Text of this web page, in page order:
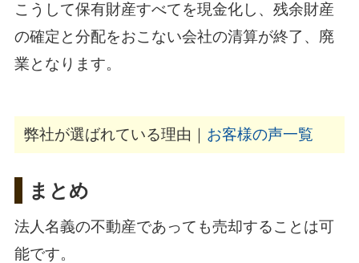
こうして保有財産すべてを現金化し、残余財産
の確定と分配をおこない会社の清算が終了、廃
業となります。
弊社が選ばれている理由｜ お客様の声一覧
まとめ
法人名義の不動産であっても売却することは可
能です。